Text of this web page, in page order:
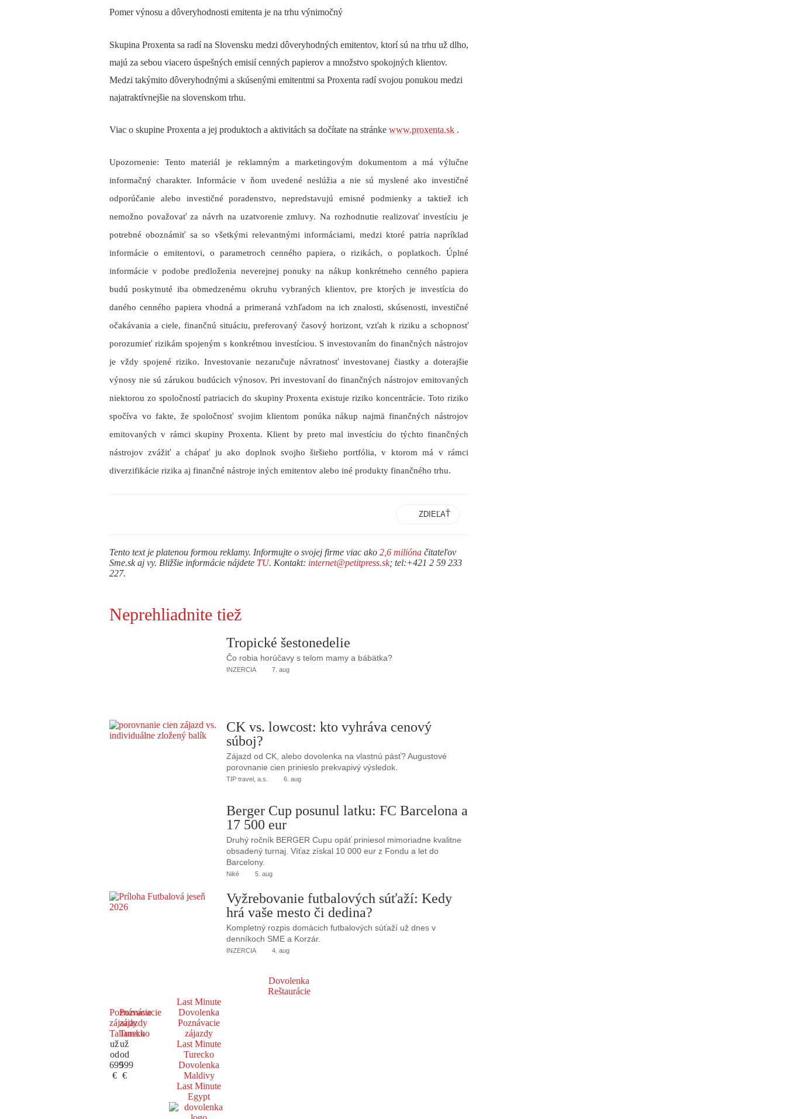
Pomer výnosu a dôveryhodnosti emitenta je na trhu výnimočný
Skupina Proxenta sa radí na Slovensku medzi dôveryhodných emitentov, ktorí sú na trhu už dlho,
majú za sebou viacero úspešných emisií cenných papierov a množstvo spokojných klientov.
Medzi takýmito dôveryhodnými a skúsenými emitentmi sa Proxenta radí svojou ponukou medzi
najatraktívnejšie na slovenskom trhu.
Viac o skupine Proxenta a jej produktoch a aktivitách sa dočítate na stránke www.proxenta.sk .
Upozornenie: Tento materiál je reklamným a marketingovým dokumentom a má výlučne
informačný charakter. Informácie v ňom uvedené neslúžia a nie sú myslené ako investičné
odporúčanie alebo investičné poradenstvo, nepredstavujú emisné podmienky a taktiež ich
nemožno považovať za návrh na uzatvorenie zmluvy. Na rozhodnutie realizovať investíciu je
potrebné oboznámiť sa so všetkými relevantnými informáciami, medzi ktoré patria napríklad
informácie o emitentovi, o parametroch cenného papiera, o rizikách, o poplatkoch. Úplné
informácie v podobe predloženia neverejnej ponuky na nákup konkrétneho cenného papiera
budú poskytnuté iba obmedzenému okruhu vybraných klientov, pre ktorých je investícia do
daného cenného papiera vhodná a primeraná vzhľadom na ich znalosti, skúsenosti, investičné
očakávania a ciele, finančnú situáciu, preferovaný časový horizont, vzťah k riziku a schopnosť
porozumieť rizikám spojeným s konkrétnou investíciou. S investovaním do finančných nástrojov
je vždy spojené riziko. Investovanie nezaručuje návratnosť investovanej čiastky a doterajšie
výnosy nie sú zárukou budúcich výnosov. Pri investovaní do finančných nástrojov emitovaných
niektorou zo spoločností patriacich do skupiny Proxenta existuje riziko koncentrácie. Toto riziko
spočíva vo fakte, že spoločnosť svojim klientom ponúka nákup najmä finančných nástrojov
emitovaných v rámci skupiny Proxenta. Klient by preto mal investíciu do týchto finančných
nástrojov zvážiť a chápať ju ako doplnok svojho širšieho portfólia, v ktorom má v rámci
diverzifikácie rizika aj finančné nástroje iných emitentov alebo iné produkty finančného trhu.
ZDIEĽAŤ
Tento text je platenou formou reklamy. Informujte o svojej firme viac ako 2,6 milióna čitateľov
Sme.sk aj vy. Bližšie informácie nájdete TU. Kontakt: internet@petitpress.sk; tel:+421 2 59 233
227.
Neprehliadnite tiež
Tropické šestonedelie
Čo robia horúčavy s telom mamy a bábätka?
INZERCIA 7. aug
CK vs. lowcost: kto vyhráva cenový
súboj?
Zájazd od CK, alebo dovolenka na vlastnú päsť? Augustové
porovnanie cien prinieslo prekvapivý výsledok.
TIP travel, a.s. 6. aug
Berger Cup posunul latku: FC Barcelona a
17 500 eur
Druhý ročník BERGER Cupu opäť priniesol mimoriadne kvalitne
obsadený turnaj. Víťaz získal 10 000 eur z Fondu a let do
Barcelony.
Niké 5. aug
Vyžrebovanie futbalových súťaží: Kedy
hrá vaše mesto či dedina?
Kompletný rozpis domácich futbalových súťaží už dnes v
denníkoch SME a Korzár.
INZERCIA 4. aug
Dovolenka
Reštaurácie
Poznávacie
zájazdy
Taliansko
už
od
699
€
Poznávacie
zájazdy
Turecko
už
od
599
€
Last Minute
Dovolenka
Poznávacie
zájazdy
Last Minute
Turecko
Dovolenka
Maldivy
Last Minute
Egypt